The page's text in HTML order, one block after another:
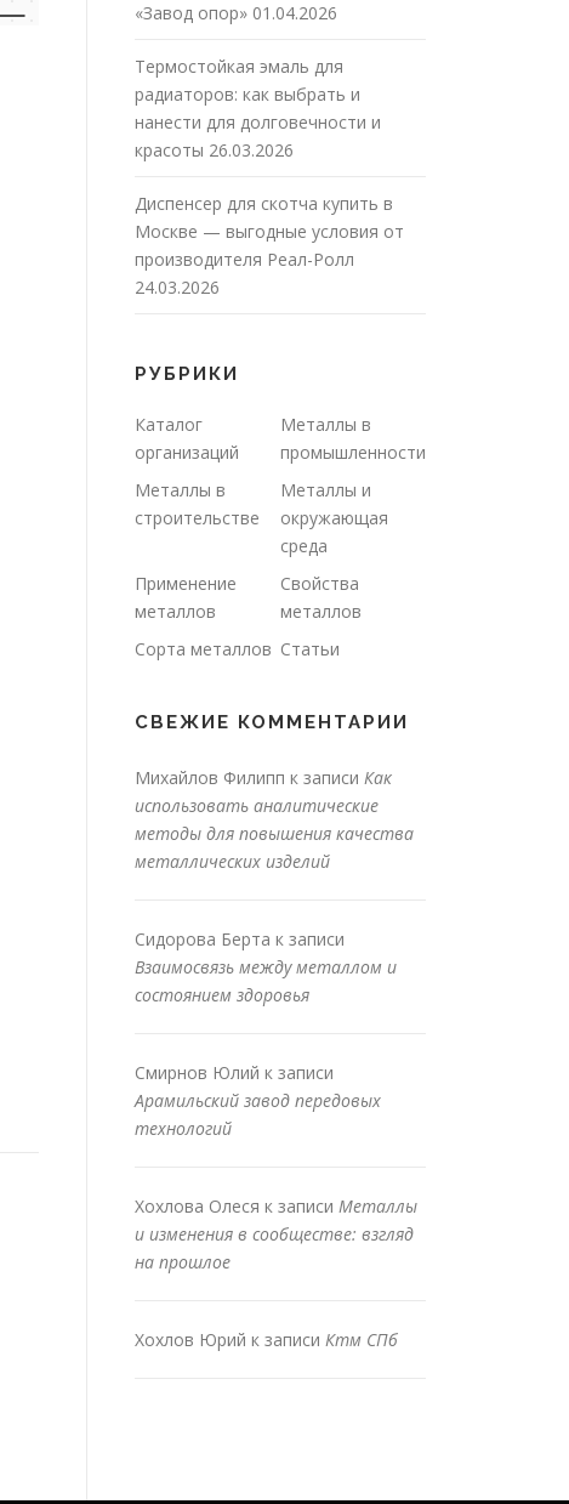
«Завод опор» 01.04.2026
Термостойкая эмаль для
радиаторов: как выбрать и
нанести для долговечности и
красоты 26.03.2026
Диспенсер для скотча купить в
Москве — выгодные условия от
производителя Реал-Ролл
24.03.2026
РУБРИКИ
Каталог
организаций
Металлы в
промышленности
Металлы в
строительстве
Металлы и
окружающая
среда
Применение
металлов
Свойства
металлов
Сорта металлов Статьи
СВЕЖИЕ КОММЕНТАРИИ
Михайлов Филипп к записи Как
использовать аналитические
методы для повышения качества
металлических изделий
Сидорова Берта к записи
Взаимосвязь между металлом и
состоянием здоровья
Смирнов Юлий к записи
Арамильский завод передовых
технологий
Хохлова Олеся к записи Металлы
и изменения в сообществе: взгляд
на прошлое
Хохлов Юрий к записи Ктм СПб